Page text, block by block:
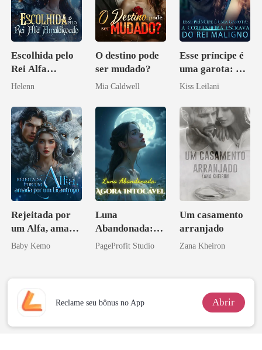
Escolhida pelo
Rei Alfa
Amaldiçoado
Helenn
O destino pode
ser mudado?
Mia Caldwell
Esse príncipe é
uma garota: A
companheira
maligno
Kiss Leilani
Rejeitada por
um Alfa, amada
por um
Baby Kemo
Luna
Abandonada:
Agora Intocável
PageProfit Studio
Um casamento
arranjado
Zana Kheiron
Reclame seu bônus no App Abrir